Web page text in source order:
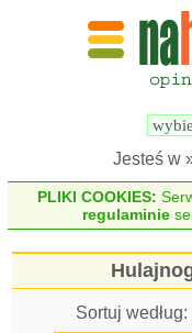
Jesteś w
PLIKI COOKIES:
regulaminie
Sortuj według: